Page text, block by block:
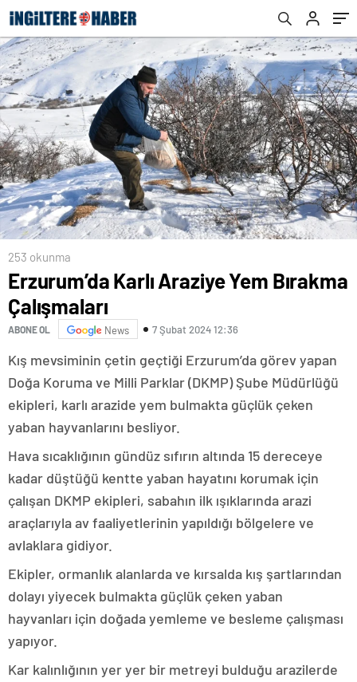
253 okunma
Erzurum’da Karlı Araziye Yem Bırakma
Çalışmaları
ABONE OL News 7 Şubat 2024 12:36
Kış mevsiminin çetin geçtiği Erzurum’da görev yapan
Doğa Koruma ve Milli Parklar (DKMP) Şube Müdürlüğü
ekipleri, karlı arazide yem bulmakta güçlük çeken
yaban hayvanlarını besliyor.
Hava sıcaklığının gündüz sıfırın altında 15 dereceye
kadar düştüğü kentte yaban hayatını korumak için
çalışan DKMP ekipleri, sabahın ilk ışıklarında arazi
araçlarıyla av faaliyetlerinin yapıldığı bölgelere ve
avlaklara gidiyor.
Ekipler, ormanlık alanlarda ve kırsalda kış şartlarından
dolayı yiyecek bulmakta güçlük çeken yaban
hayvanları için doğada yemleme ve besleme çalışması
yapıyor.
Kar kalınlığının yer yer bir metreyi bulduğu arazilerde